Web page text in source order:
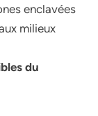
enclavées
milieux
du